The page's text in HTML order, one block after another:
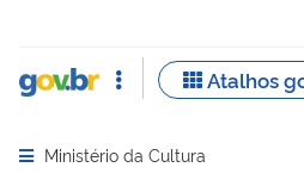
Abrir menu principal de
Ministério da Cultura